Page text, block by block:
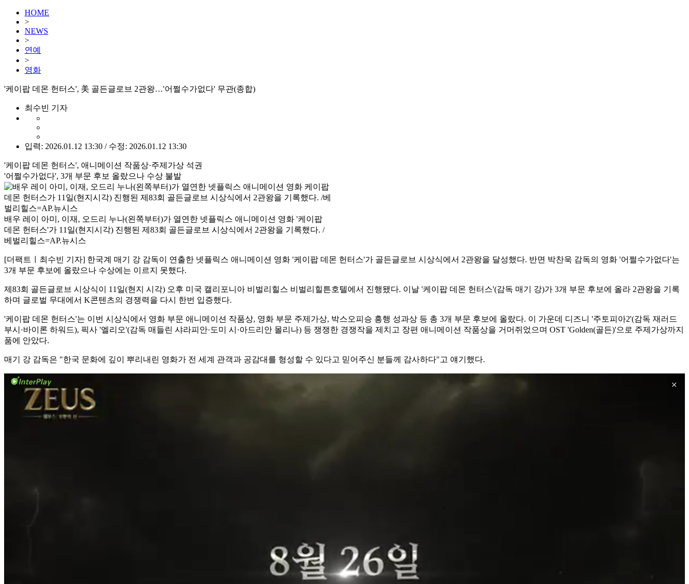
HOME
>
NEWS
>
연예
>
영화
'케이팝 데몬 헌터스', 美 골든글로브 2관왕…'어쩔수가없다' 무관(종합)
최수빈 기자
입력: 2026.01.12 13:30 / 수정: 2026.01.12 13:30
'케이팝 데몬 헌터스', 애니메이션 작품상·주제가상 석권
'어쩔수가없다', 3개 부문 후보 올랐으나 수상 불발
배우 레이 아미, 이재, 오드리 누나(왼쪽부터)가 열연한 넷플릭스 애니메이션 영화 '케이팝
데몬 헌터스'가 11일(현지시각) 진행된 제83회 골든글로브 시상식에서 2관왕을 기록했다. /
베벌리힐스=AP.뉴시스
[더팩트ㅣ최수빈 기자] 한국계 매기 강 감독이 연출한 넷플릭스 애니메이션 영화 '케이팝 데몬 헌터스'가 골든글로브 시상식에서 2관왕을 달성했다. 반면 박찬욱 감독의 영화 '어쩔수가없다'는
3개 부문 후보에 올랐으나 수상에는 이르지 못했다.
제83회 골든글로브 시상식이 11일(현지 시각) 오후 미국 캘리포니아 비벌리힐스 비벌리힐튼호텔에서 진행됐다. 이날 '케이팝 데몬 헌터스'(감독 매기 강)가 3개 부문 후보에 올라 2관왕을 기록
하며 글로벌 무대에서 K콘텐츠의 경쟁력을 다시 한번 입증했다.
'케이팝 데몬 헌터스'는 이번 시상식에서 영화 부문 애니메이션 작품상, 영화 부문 주제가상, 박스오피승 흥행 성과상 등 총 3개 부문 후보에 올랐다. 이 가운데 디즈니 '주토피아2'(감독 재러드
부시·바이론 하워드), 픽사 '엘리오'(감독 매들린 샤라피안·도미 시·아드리안 몰리나) 등 쟁쟁한 경쟁작을 제치고 장편 애니메이션 작품상을 거머쥐었으며 OST 'Golden(골든)'으로 주제가상까지
품에 안았다.
매기 강 감독은 "한국 문화에 깊이 뿌리내린 영화가 전 세계 관객과 공감대를 형성할 수 있다고 믿어주신 분들께 감사하다"고 얘기했다.